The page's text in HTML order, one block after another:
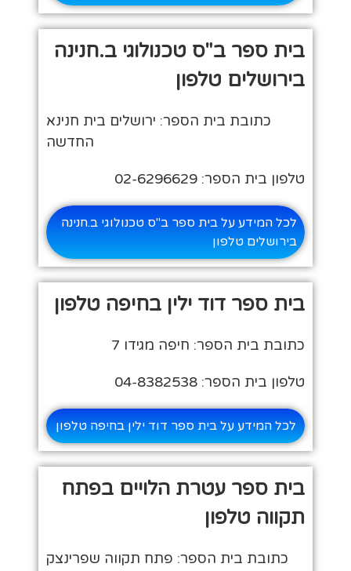
בית ספר ב"ס טכנולוגי ב.חנינה
בירושלים טלפון
כתובת בית הספר: ירושלים בית חנינא
החדשה
טלפון בית הספר: 02-6296629
לכל המידע על בית ספר ב"ס טכנולוגי ב.חנינה
בירושלים טלפון
בית ספר דוד ילין בחיפה טלפון
כתובת בית הספר: חיפה מגידו 7
טלפון בית הספר: 04-8382538
לכל המידע על בית ספר דוד ילין בחיפה טלפון
בית ספר עטרת הלויים בפתח
תקווה טלפון
כתובת בית הספר: פתח תקווה שפרינצק